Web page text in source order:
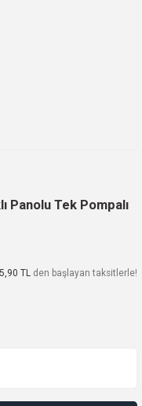
Panolu Tek Pompalı
TL den başlayan taksitlerle!